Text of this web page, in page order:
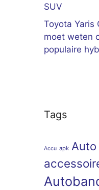
SUV
Toyota Yaris
moet weten
populaire
Tags
Accu apk Auto